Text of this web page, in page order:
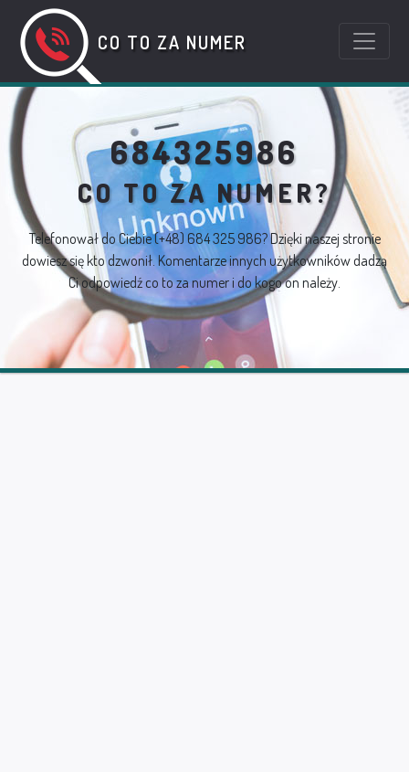
CO TO ZA NUMER
684325986
CO TO ZA NUMER?
Telefonował do Ciebie(+48) 684 325 986? Dzięki naszej stronie
dowiesz się kto dzwonił. Komentarze innych użytkowników dadzą
Ci odpowiedź co to za numer i do kogo on należy.